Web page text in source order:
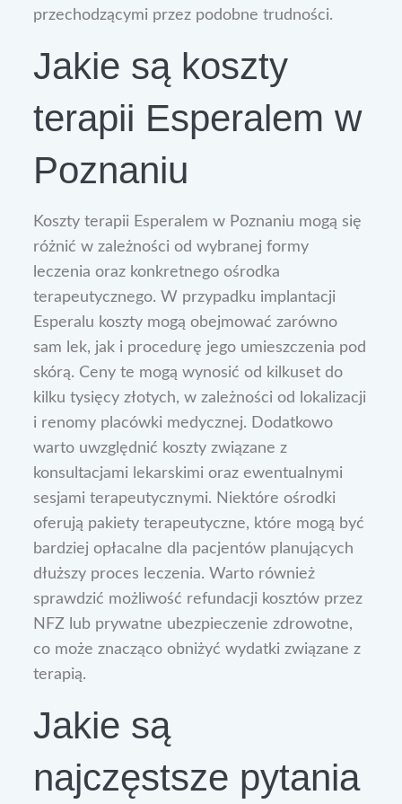
przechodzącymi przez podobne trudności.
Jakie są koszty
terapii Esperalem w
Poznaniu
Koszty terapii Esperalem w Poznaniu mogą się
różnić w zależności od wybranej formy
leczenia oraz konkretnego ośrodka
terapeutycznego. W przypadku implantacji
Esperalu koszty mogą obejmować zarówno
sam lek, jak i procedurę jego umieszczenia pod
skórą. Ceny te mogą wynosić od kilkuset do
kilku tysięcy złotych, w zależności od lokalizacji
i renomy placówki medycznej. Dodatkowo
warto uwzględnić koszty związane z
konsultacjami lekarskimi oraz ewentualnymi
sesjami terapeutycznymi. Niektóre ośrodki
oferują pakiety terapeutyczne, które mogą być
bardziej opłacalne dla pacjentów planujących
dłuższy proces leczenia. Warto również
sprawdzić możliwość refundacji kosztów przez
NFZ lub prywatne ubezpieczenie zdrowotne,
co może znacząco obniżyć wydatki związane z
terapią.
Jakie są
najczęstsze pytania